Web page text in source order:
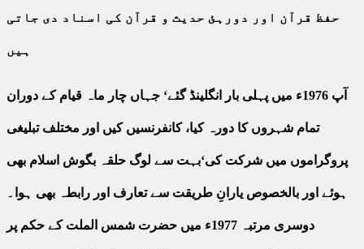
حفظ قرآن اور دورہئ حدیث و قرآن کی اسناد دی جاتی
ہیں
آپ 1976ء میں پہلی بار انگلینڈ گئے‘ جہاں چار ماہ قیام کے دوران
تمام شہروں کا دورہ کیا، کانفرنسیں کیں اور مختلف تبلیغی
پروگراموں میں شرکت کی‘بہت سے لوگ حلقہ بگوش اسلام بھی
ہوئے اور بالخصوص یارانِ طریقت سے تعارف اور رابطہ بھی ہوا۔
دوسری مرتبہ 1977ء میں حضرت شمس الملت کے حکم پر